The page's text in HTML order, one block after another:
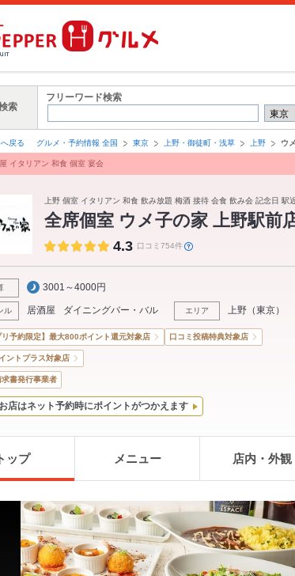
索
フリーワード検索
戻る グルメ・予約情報 全国 東京 上野・御徒町・浅草 上野 ウ
屋 イタリアン 和食 個室 宴会
上野 個室 イタリアン 和食 飲み放題 梅酒 接待 会食 飲み会 記念日 駅
全席個室 ウメ子の家 上野駅前
4.3 口コミ754件
3001～4000円
ル 居酒屋 ダイニングバー・バル エリア 上野 （東京）
リ予約限定】最大800ポイント還元対象店 口コミ投稿特典対象店
ントプラス対象店
求書発行事業者
店はネット予約時にポイントがつかえます
ップ メニュー 店内・外観